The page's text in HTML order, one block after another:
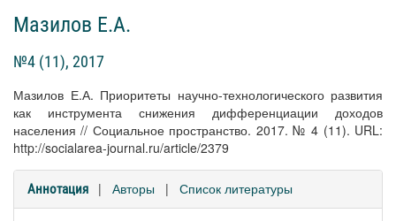
Мазилов Е.А.
№4 (11), 2017
Мазилов Е.А. Приоритеты научно-технологического развития
как инструмента снижения дифференциации доходов
населения // Социальное пространство. 2017. № 4 (11). URL:
http://socialarea-journal.ru/article/2379
Аннотация | Авторы | Список литературы